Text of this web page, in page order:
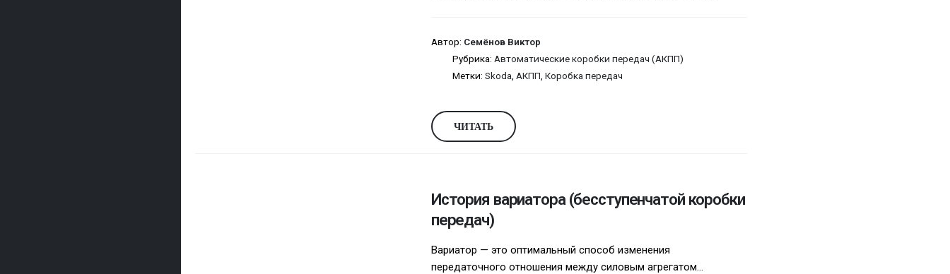
Автор: Семёнов Виктор
Рубрика: Автоматические коробки передач (АКПП)
Метки: Skoda АКПП Коробка передач
ЧИТАТЬ
История вариатора (бесступенчатой коробки
передач)
Вариатор — это оптимальный способ изменения
передаточного отношения между силовым агрегатом...